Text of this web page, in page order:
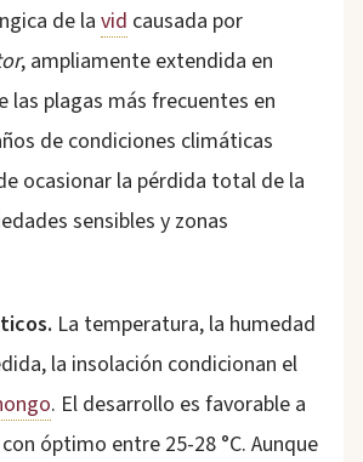
de la vid causada por
, ampliamente extendida en
las plagas más frecuentes en
de condiciones climáticas
ocasionar la pérdida total de la
sensibles y zonas
La temperatura, la humedad
la insolación condicionan el
. El desarrollo es favorable a
óptimo entre 25-28 °C. Aunque